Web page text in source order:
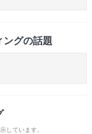
ングの話題
しています。